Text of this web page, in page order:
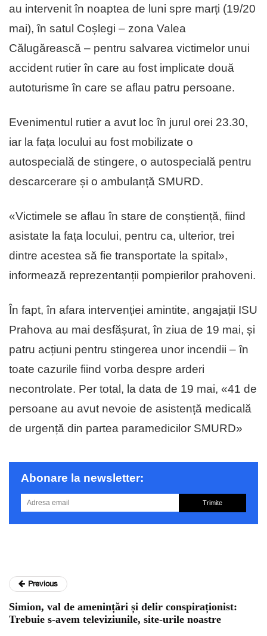
au intervenit în noaptea de luni spre marți (19/20
mai), în satul Coșlegi – zona Valea
Călugărească – pentru salvarea victimelor unui
accident rutier în care au fost implicate două
autoturisme în care se aflau patru persoane.
Evenimentul rutier a avut loc în jurul orei 23.30,
iar la fața locului au fost mobilizate o
autospecială de stingere, o autospecială pentru
descarcerare și o ambulanță SMURD.
«Victimele se aflau în stare de conștiență, fiind
asistate la fața locului, pentru ca, ulterior, trei
dintre acestea să fie transportate la spital»,
informează reprezentanții pompierilor prahoveni.
În fapt, în afara intervenției amintite, angajații ISU
Prahova au mai desfășurat, în ziua de 19 mai, și
patru acțiuni pentru stingerea unor incendii – în
toate cazurile fiind vorba despre arderi
necontrolate. Per total, la data de 19 mai, «41 de
persoane au avut nevoie de asistență medicală
de urgență din partea paramedicilor SMURD»
Abonare la newsletter:
Trimite
Previous
Simion, val de amenințări și delir conspiraționist:
Trebuie s-avem televiziunile, site-urile noastre